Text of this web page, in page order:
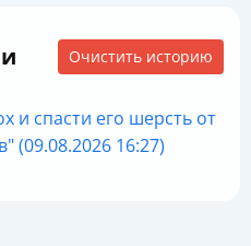
Очистить историю
и спасти его шерсть от
(09.08.2026 16:27)